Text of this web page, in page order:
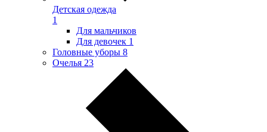
Детская одежда
1
Для мальчиков
Для девочек 1
Головные уборы 8
Очелья 23